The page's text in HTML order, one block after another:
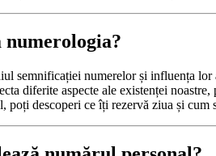
semnificației numerelor și influența
diferite aspecte ale existenței noastre,
poți descoperi ce îți rezervă ziua și